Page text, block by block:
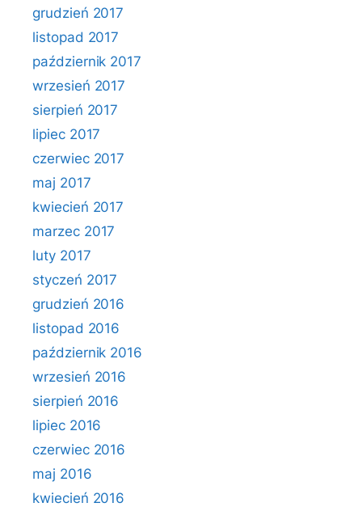
grudzień 2017
listopad 2017
październik 2017
wrzesień 2017
sierpień 2017
lipiec 2017
czerwiec 2017
maj 2017
kwiecień 2017
marzec 2017
luty 2017
styczeń 2017
grudzień 2016
listopad 2016
październik 2016
wrzesień 2016
sierpień 2016
lipiec 2016
czerwiec 2016
maj 2016
kwiecień 2016